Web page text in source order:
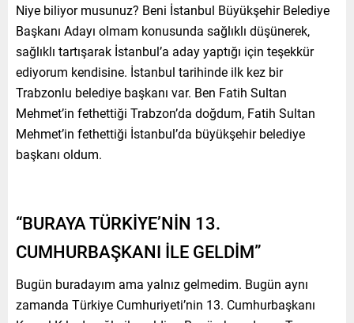
Niye biliyor musunuz? Beni İstanbul Büyükşehir Belediye
Başkanı Adayı olmam konusunda sağlıklı düşünerek,
sağlıklı tartışarak İstanbul’a aday yaptığı için teşekkür
ediyorum kendisine. İstanbul tarihinde ilk kez bir
Trabzonlu belediye başkanı var. Ben Fatih Sultan
Mehmet’in fethettiği Trabzon’da doğdum, Fatih Sultan
Mehmet’in fethettiği İstanbul’da büyükşehir belediye
başkanı oldum.
“BURAYA TÜRKİYE’NİN 13.
CUMHURBAŞKANI İLE GELDİM”
Bugün buradayım ama yalnız gelmedim. Bugün aynı
zamanda Türkiye Cumhuriyeti’nin 13. Cumhurbaşkanı